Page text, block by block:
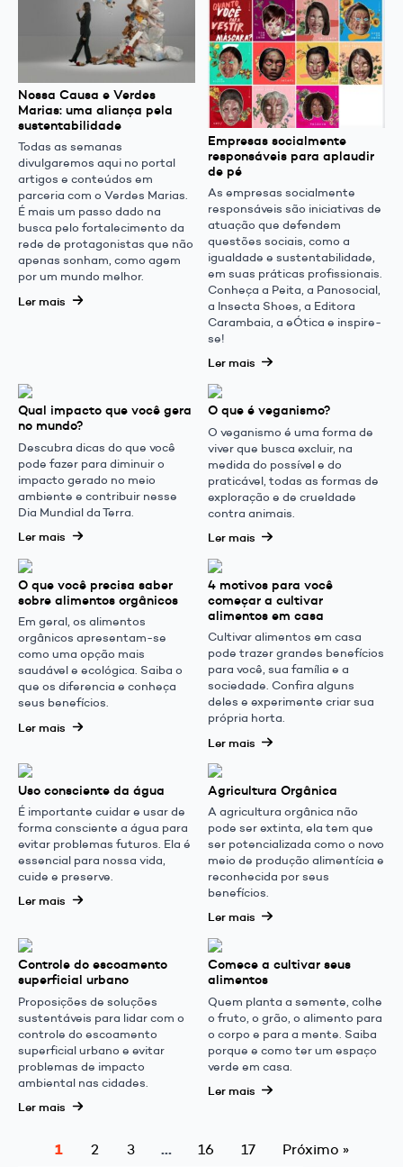
Nossa Causa e Verdes
Marias: uma aliança pela
sustentabilidade
Todas as semanas
divulgaremos aqui no portal
artigos e conteúdos em
parceria com o Verdes Marias.
É mais um passo dado na
busca pelo fortalecimento da
rede de protagonistas que não
apenas sonham, como agem
por um mundo melhor.
Ler mais
Empresas socialmente
responsáveis para aplaudir
de pé
As empresas socialmente
responsáveis são iniciativas de
atuação que defendem
questões sociais, como a
igualdade e sustentabilidade,
em suas práticas profissionais.
Conheça a Peita, a Panosocial,
a Insecta Shoes, a Editora
Carambaia, a eÓtica e inspire-
se!
Ler mais
Qual impacto que você gera
no mundo?
Descubra dicas do que você
pode fazer para diminuir o
impacto gerado no meio
ambiente e contribuir nesse
Dia Mundial da Terra.
Ler mais
O que é veganismo?
O veganismo é uma forma de
viver que busca excluir, na
medida do possível e do
praticável, todas as formas de
exploração e de crueldade
contra animais.
Ler mais
O que você precisa saber
sobre alimentos orgânicos
Em geral, os alimentos
orgânicos apresentam-se
como uma opção mais
saudável e ecológica. Saiba o
que os diferencia e conheça
seus benefícios.
Ler mais
4 motivos para você
começar a cultivar
alimentos em casa
Cultivar alimentos em casa
pode trazer grandes benefícios
para você, sua família e a
sociedade. Confira alguns
deles e experimente criar sua
própria horta.
Ler mais
Uso consciente da água
É importante cuidar e usar de
forma consciente a água para
evitar problemas futuros. Ela é
essencial para nossa vida,
cuide e preserve.
Ler mais
Agricultura Orgânica
A agricultura orgânica não
pode ser extinta, ela tem que
ser potencializada como o novo
meio de produção alimentícia e
reconhecida por seus
benefícios.
Ler mais
Controle do escoamento
superficial urbano
Proposições de soluções
sustentáveis para lidar com o
controle do escoamento
superficial urbano e evitar
problemas de impacto
ambiental nas cidades.
Ler mais
Comece a cultivar seus
alimentos
Quem planta a semente, colhe
o fruto, o grão, o alimento para
o corpo e para a mente. Saiba
porque e como ter um espaço
verde em casa.
Ler mais
1 2 3 … 16 17 Próximo »